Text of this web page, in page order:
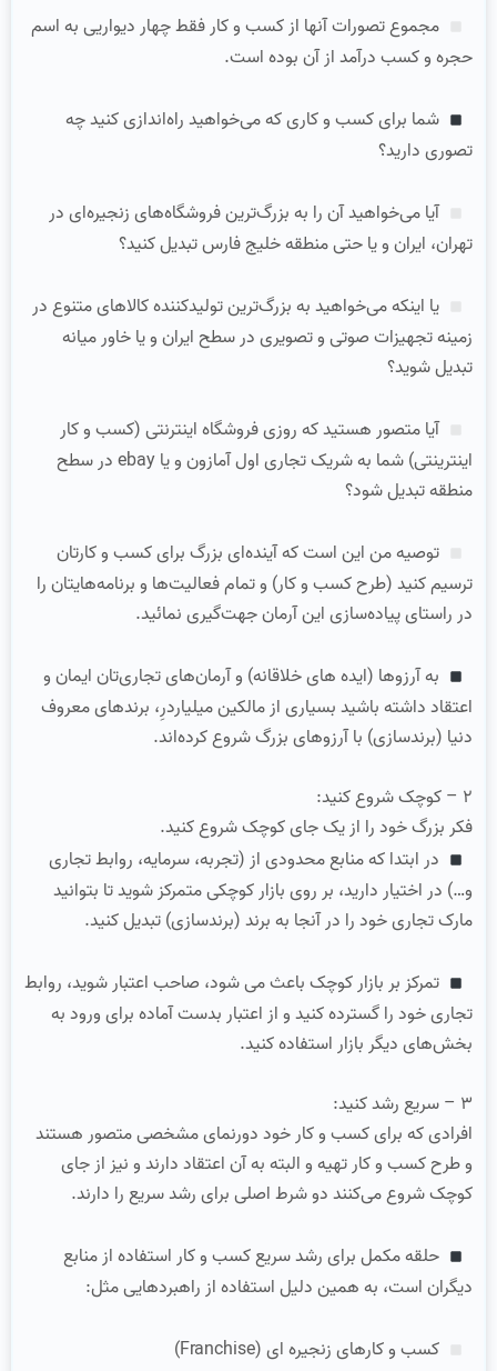
مجموع تصورات آنها از کسب و کار فقط چهار دیواریی به اسم
حجره و کسب درآمد از آن بوده است.
شما برای کسب و کاری که می‌خواهید راه‌اندازی کنید چه
تصوری دارید؟
آیا می‌خواهید آن را به بزرگ‌ترین فروشگاه‌های زنجیره‌ای در
تهران، ایران و یا حتی منطقه خلیج فارس تبدیل کنید؟
یا اینکه می‌خواهید به بزرگ‌ترین تولیدکننده کالاهای متنوع در
زمینه تجهیزات صوتی و تصویری در سطح ایران و یا خاور میانه
تبدیل شوید؟
آیا متصور هستید که روزی فروشگاه اینترنتی (کسب و کار
اینترینتی) شما به شریک تجاری اول آمازون و یا ebay در سطح
منطقه تبدیل شود؟
توصیه من این است که آینده‌ای بزرگ برای کسب و کارتان
ترسیم کنید (طرح کسب و کار) و تمام فعالیت‌ها و برنامه‌هایتان را
در راستای پیاده‌سازی این آرمان جهت‌گیری نمائید.
به آرزوها (ایده های خلاقانه) و آرمان‌های تجاری‌تان ایمان و
اعتقاد داشته باشید بسیاری از مالکین میلیاردرِ، برندهای معروف
دنیا (برندسازی) با آرزوهای بزرگ شروع کرده‌اند.
۲ – کوچک شروع کنید:
فکر بزرگ خود را از یک جای کوچک شروع کنید.
در ابتدا که منابع محدودی از (تجربه، سرمایه، روابط تجاری
و…) در اختیار دارید، بر روی بازار کوچکی متمرکز شوید تا بتوانید
مارک تجاری خود را در آنجا به برند (برندسازی) تبدیل کنید.
تمرکز بر بازار کوچک باعث می شود، صاحب اعتبار شوید، روابط
تجاری خود را گسترده کنید و از اعتبار بدست آماده برای ورود به
بخش‌های دیگر بازار استفاده کنید.
۳ – سریع رشد کنید:
افرادی که برای کسب و کار خود دورنمای مشخصی متصور هستند
و طرح کسب و کار تهیه و البته به آن اعتقاد دارند و نیز از جای
کوچک شروع می‌کنند دو شرط اصلی برای رشد سریع را دارند.
حلقه مکمل برای رشد سریع کسب و کار استفاده از منابع
دیگران است، به همین دلیل استفاده از راهبردهایی مثل:
کسب و کارهای زنجیره ای (Franchise)